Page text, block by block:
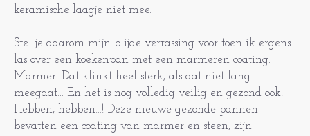
keramische laagje niet mee.
Stel je daarom mijn blijde verrassing voor toen ik ergens
las over een koekenpan met een marmeren coating.
Marmer! Dat klinkt heel sterk, als dat niet lang
meegaat... En het is nog volledig veilig en gezond ook!
Hebben, hebben…! Deze nieuwe gezonde pannen
bevatten een coating van marmer en steen, zijn